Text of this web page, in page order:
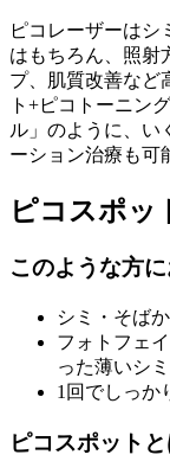
ピコレーザーはシ
はもちろん、照射
プ、肌質改善など
ト+ピコトーニン
ル」のように、い
ーション治療も可
ピコスポッ
このような方
シミ・そば
フォトフェ
った薄いシ
1回でしっか
ピコスポット